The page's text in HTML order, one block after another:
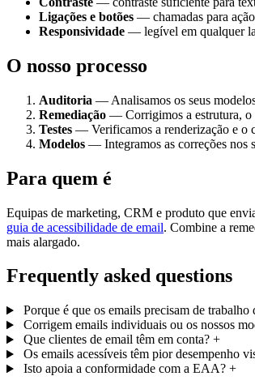
Ligações e botões — chamadas para
Responsividade — legível em qualquer
O nosso processo
Auditoria — Analisamos os seus
Remediação — Corrigimos a estrutura, o
Testes — Verificamos a renderização e o
Modelos — Integramos as correções nos
Para quem é
Equipas de marketing, CRM e produto que
guia de acessibilidade de email. Combine a
mais alargado.
Frequently asked questions
Porque é que os emails precisam de trabalho
Corrigem emails individuais ou os nossos
Que clientes de email têm em conta? +
Os emails acessíveis têm pior desempenho
Isto apoia a conformidade com a EAA? +